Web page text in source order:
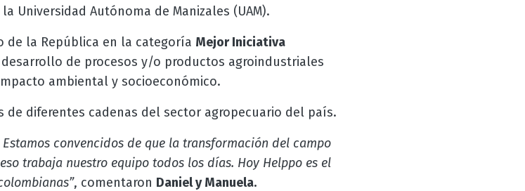
Universidad Autónoma de Manizales (UAM).
de la República en la categoría Mejor Iniciativa
de procesos y/o productos agroindustriales
ambiental y socioeconómico.
de diferentes cadenas del sector agropecuario del país.
convencidos de que la transformación del campo
trabaja nuestro equipo todos los días. Hoy Helppo es el
, comentaron Daniel y Manuela.